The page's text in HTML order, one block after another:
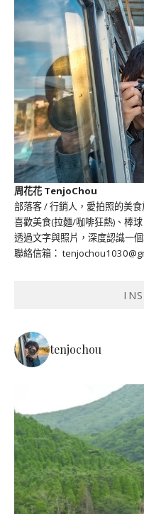
周花花 TenjoChou
部落客 / 行銷人，愛拍照的美
喜歡美食(拉麵/咖啡狂熱)、棒
透過文字與照片，深度認識一
聯絡信箱：
tenjochou